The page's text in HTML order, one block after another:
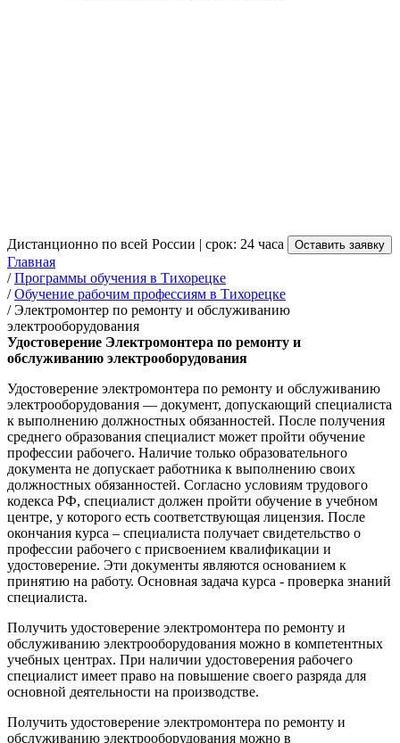
Дистанционно по всей России | срок: 24 часа Оставить заявку
Главная
/Программы обучения в Тихорецке
/Обучение рабочим профессиям в Тихорецке
/Электромонтер по ремонту и обслуживанию
электрооборудования
Удостоверение Электромонтера по ремонту и
обслуживанию электрооборудования
Удостоверение электромонтера по ремонту и обслуживанию
электрооборудования — документ, допускающий специалиста
к выполнению должностных обязанностей. После получения
среднего образования специалист может пройти обучение
профессии рабочего. Наличие только образовательного
документа не допускает работника к выполнению своих
должностных обязанностей. Согласно условиям трудового
кодекса РФ, специалист должен пройти обучение в учебном
центре, у которого есть соответствующая лицензия. После
окончания курса – специалиста получает свидетельство о
профессии рабочего с присвоением квалификации и
удостоверение. Эти документы являются основанием к
принятию на работу. Основная задача курса - проверка знаний
специалиста.
Получить удостоверение электромонтера по ремонту и
обслуживанию электрооборудования можно в компетентных
учебных центрах. При наличии удостоверения рабочего
специалист имеет право на повышение своего разряда для
основной деятельности на производстве.
Получить удостоверение электромонтера по ремонту и
обслуживанию электрооборудования можно в